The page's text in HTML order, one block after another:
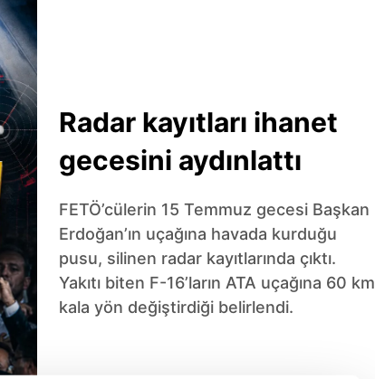
Radar kayıtları ihanet
gecesini aydınlattı
FETÖ’cülerin 15 Temmuz gecesi Başkan
Erdoğan’ın uçağına havada kurduğu
pusu, silinen radar kayıtlarında çıktı.
Yakıtı biten F-16’ların ATA uçağına 60 km
kala yön değiştirdiği belirlendi.